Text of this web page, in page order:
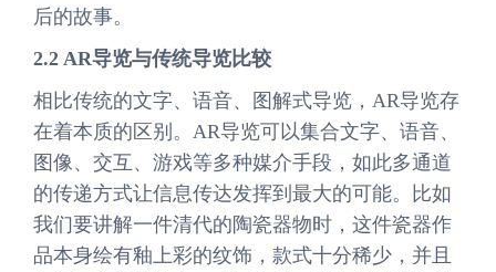
后的故事。
2.2 AR导览与传统导览比较
相比传统的文字、语音、图解式导览，AR导览存
在着本质的区别。AR导览可以集合文字、语音、
图像、交互、游戏等多种媒介手段，如此多通道
的传递方式让信息传达发挥到最大的可能。比如
我们要讲解一件清代的陶瓷器物时，这件瓷器作
品本身绘有釉上彩的纹饰，款式十分稀少，并且